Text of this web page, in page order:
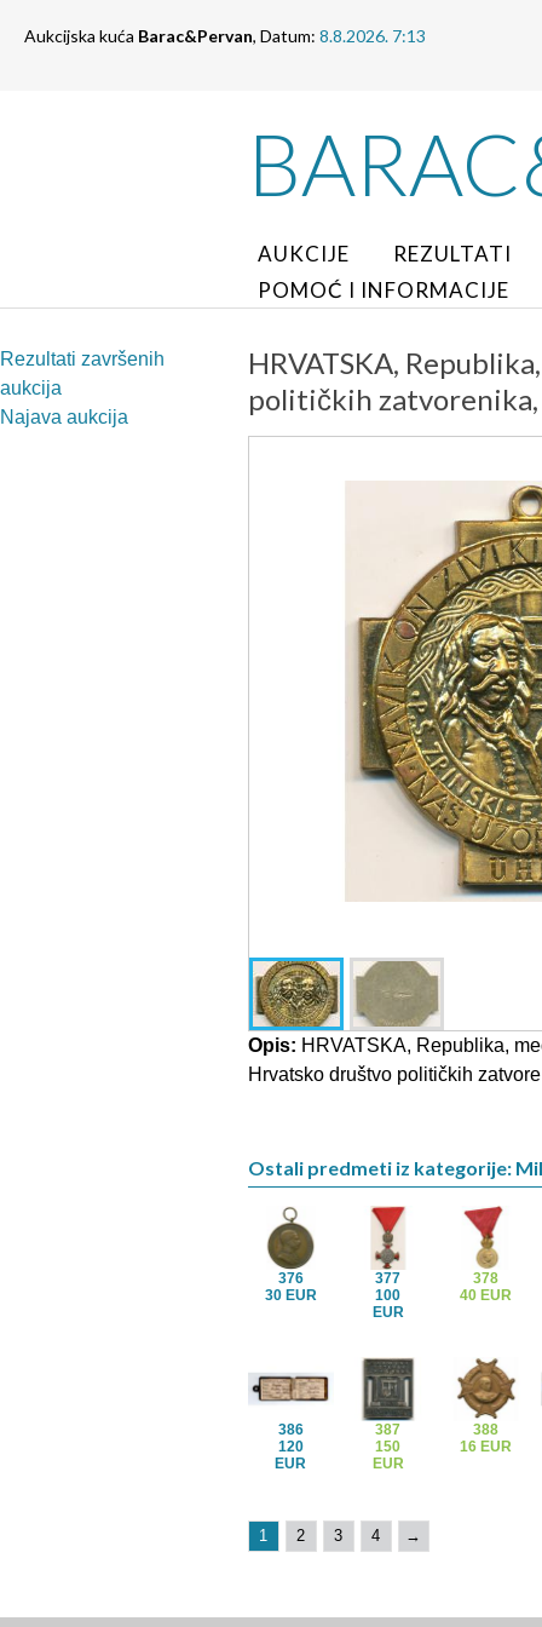
Aukcijska kuća Barac&Pervan, Datum: 8.8.2026. 7:13
AUKCIJE
REZULTATI
POMOĆ I INFORMACIJE
Rezultati završenih
aukcija
Najava aukcija
HRVATSKA,
političkih
Opis: HRVATSKA, Republika,
Hrvatsko društvo političkih
Ostali predmeti iz kategorije:
376
30 EUR
377
100
EUR
378
40 EUR
386
120
EUR
387
150
EUR
388
16 EUR
1 2 3 4 →